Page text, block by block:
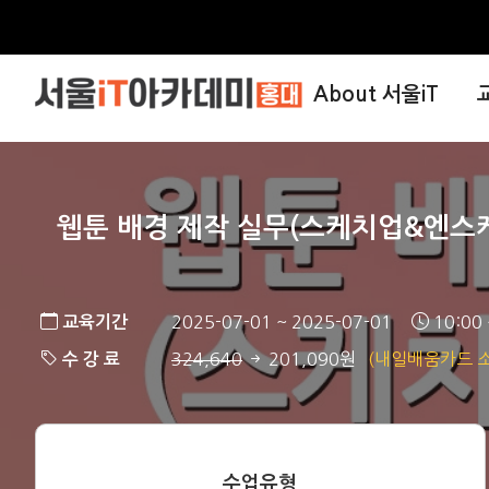
About 서울iT
웹툰 배경 제작 실무(스케치업&엔스
교육기간 2025-07-01 ~ 2025-07-01 10:00
수 강 료 324,640 201,090원 (내일배움카드
수업유형